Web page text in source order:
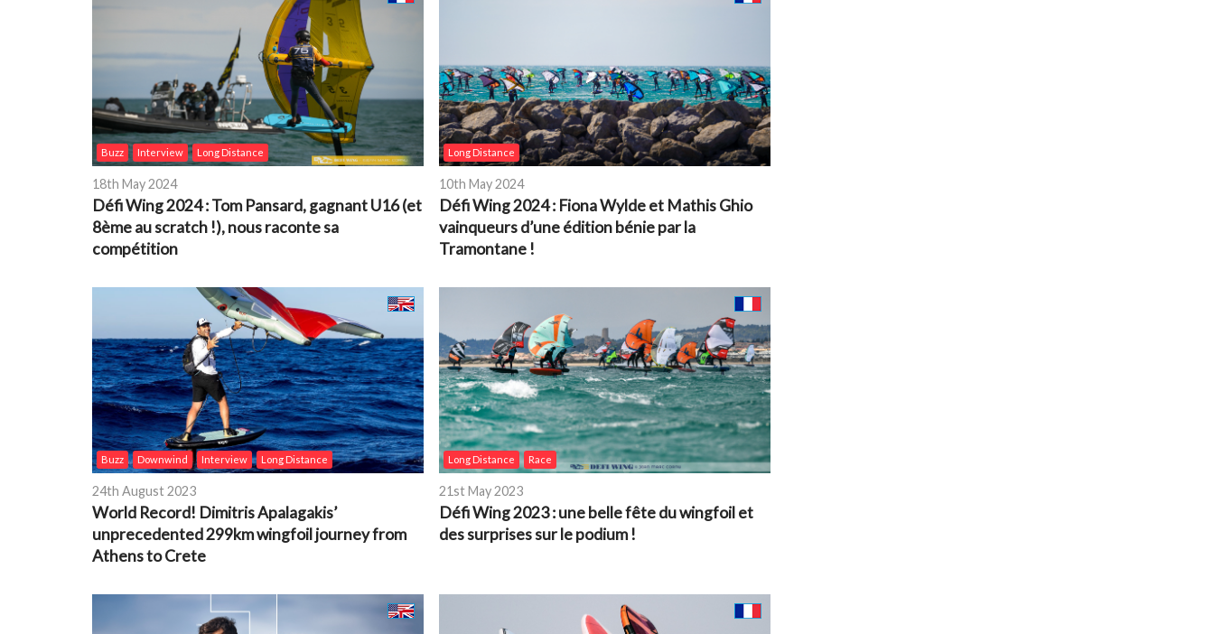
Buzz Interview Long Distance
18th May 2024
Défi Wing 2024 : Tom Pansard, gagnant U16 (et
8ème au scratch !), nous raconte sa
compétition
Long Distance
10th May 2024
Défi Wing 2024 : Fiona Wylde et Mathis Ghio
vainqueurs d’une édition bénie par la
Tramontane !
Buzz Downwind Interview Long Distance
24th August 2023
World Record! Dimitris Apalagakis’
unprecedented 299km wingfoil journey from
Athens to Crete
Long Distance Race
21st May 2023
Défi Wing 2023 : une belle fête du wingfoil et
des surprises sur le podium !